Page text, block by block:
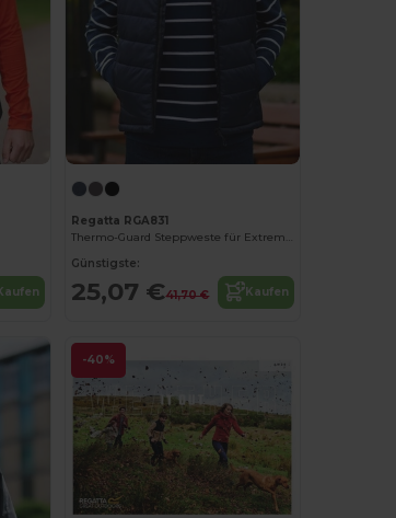
Regatta RGA831
Thermo-Guard Steppweste für Extreme Kälte
Günstigste:
25,07 €41,70 € Kaufen
-40%